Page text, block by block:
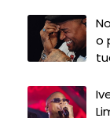
o